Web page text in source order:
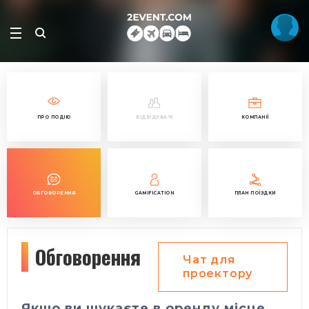
ПРО ПОДІЮ ВІДВІДУВАЧІ КОМПАНІЇ
ОБГОВОРЕННЯ GAMIFICATION ПЛАН ПОЇЗДКИ
Обговорення
Чат для
проектору